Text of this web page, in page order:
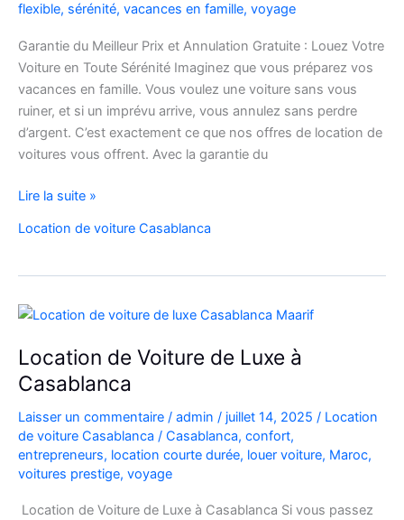
flexible, sérénité, vacances en famille, voyage
Garantie du Meilleur Prix et Annulation Gratuite : Louez Votre
Voiture en Toute Sérénité Imaginez que vous préparez vos
vacances en famille. Vous voulez une voiture sans vous
ruiner, et si un imprévu arrive, vous annulez sans perdre
d’argent. C’est exactement ce que nos offres de location de
voitures vous offrent. Avec la garantie du
Louez
Voiture
Toute
Sérénité
Lire la suite »
Location de voiture Casablanca
Location de Voiture de Luxe à
Casablanca
Laisser un commentaire / admin / juillet 14, 2025 / Location
de voiture Casablanca / Casablanca, confort,
entrepreneurs, location courte durée, louer voiture, Maroc,
voitures prestige, voyage
Location de Voiture de Luxe à Casablanca Si vous passez